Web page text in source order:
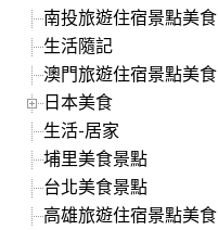
南投旅遊住宿景點美食
生活隨記
澳門旅遊住宿景點美食
日本美食
生活-居家
埔里美食景點
台北美食景點
高雄旅遊住宿景點美食